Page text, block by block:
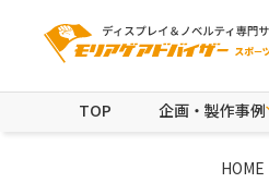
TOP 企画・製作事例
HOME